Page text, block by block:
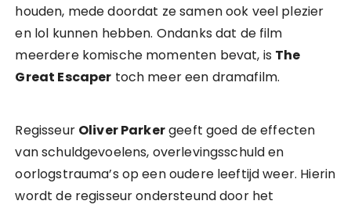
houden, mede doordat ze samen ook veel plezier
en lol kunnen hebben. Ondanks dat de film
meerdere komische momenten bevat, is The
Great Escaper toch meer een dramafilm.
Regisseur Oliver Parkergeeft goed de effecten
van schuldgevoelens, overlevingsschuld en
oorlogstrauma’s op een oudere leeftijd weer. Hierin
wordt de regisseur ondersteund door het